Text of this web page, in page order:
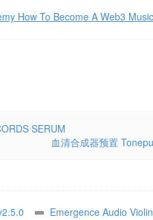
How To Become A Web3
SERUM
血清合成器预置
Emergence Audio